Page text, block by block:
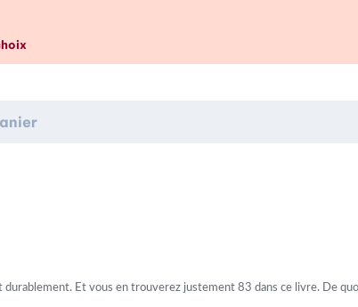
Et vous en trouverez justement 83 dans ce livre. De